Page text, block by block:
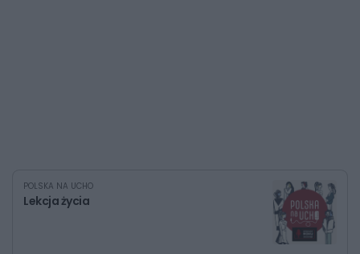
POLSKA NA UCHO
Lekcja życia